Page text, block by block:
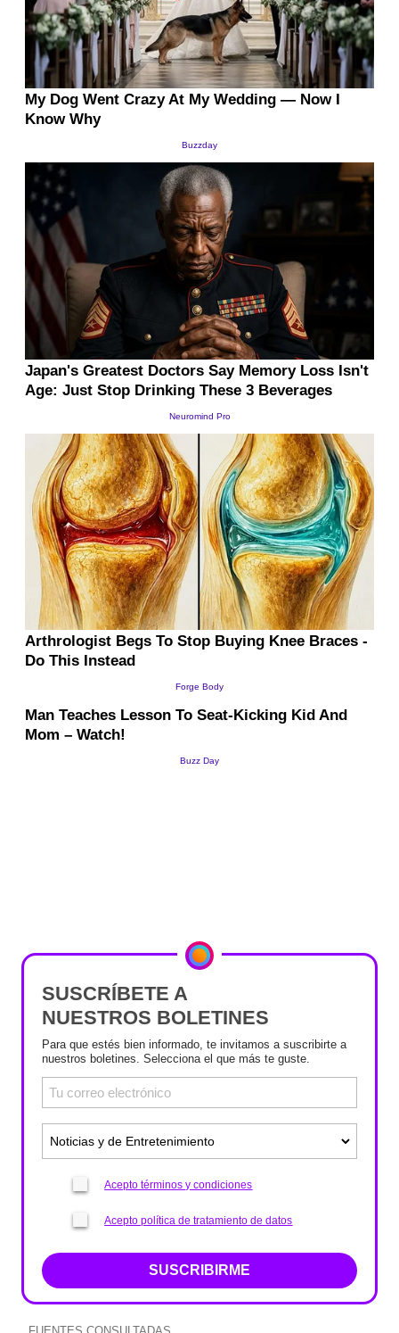
SUSCRÍBETE A
NUESTROS BOLETINES
Para que estés bien informado, te invitamos a suscribirte a
nuestros boletines. Selecciona el que más te guste.
Acepto términos y condiciones
Acepto política de tratamiento de datos
SUSCRIBIRME